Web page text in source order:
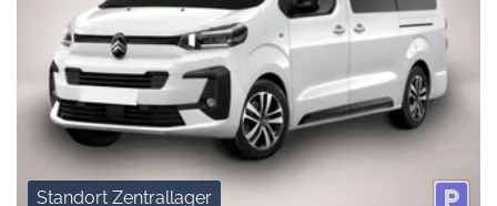
Standort Zentrallager